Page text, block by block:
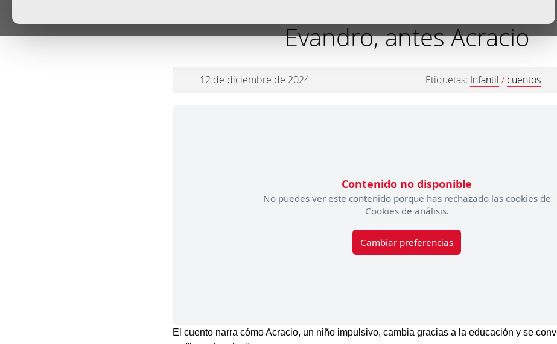
Evandro, antes Acracio
12 de diciembre de 2024 Etiquetas: Infantil / cuentos
Contenido no disponible
No puedes ver este contenido porque has rechazado las cookies de
Cookies de análisis.
Cambiar preferencias
El cuento narra cómo Acracio, un niño impulsivo, cambia gracias a la educación y se